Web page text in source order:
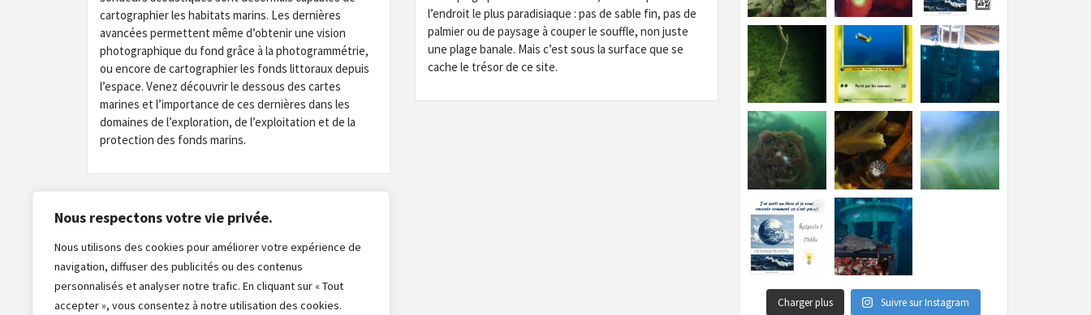
Nous respectons votre vie privée.
Nous utilisons des cookies pour améliorer votre expérience de
navigation, diffuser des publicités ou des contenus
personnalisés et analyser notre trafic. En cliquant sur « Tout
accepter », vous consentez à notre utilisation des cookies.
cartographier les habitats marins. Les dernières
avancées permettent même d’obtenir une vision
photographique du fond grâce à la photogrammétrie,
ou encore de cartographier les fonds littoraux depuis
l’espace. Venez découvrir le dessous des cartes
marines et l’importance de ces dernières dans les
domaines de l’exploration, de l’exploitation et de la
protection des fonds marins.
l’endroit le plus paradisiaque : pas de sable fin, pas de
palmier ou de paysage à couper le souffle, non juste
une plage banale. Mais c’est sous la surface que se
cache le trésor de ce site.
Charger plus Suivre sur Instagram